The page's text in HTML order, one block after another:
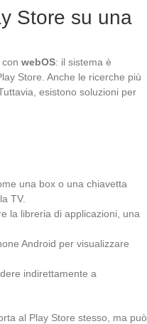
Store su una
webOS: il sistema è
Store. Anche le ricerche più
esistono soluzioni per
una box o una chiavetta
TV.
la libreria di applicazioni, una
Android per visualizzare
indirettamente a
al Play Store stesso, ma può